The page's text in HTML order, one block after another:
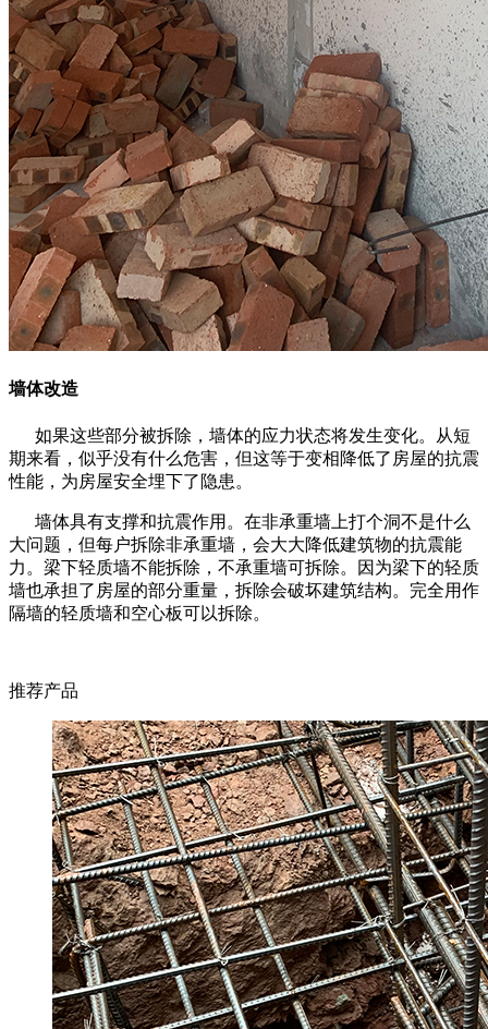
墙体改造
如果这些部分被拆除，墙体的应力状态将发生变化。从短
期来看，似乎没有什么危害，但这等于变相降低了房屋的抗震
性能，为房屋安全埋下了隐患。
墙体具有支撑和抗震作用。在非承重墙上打个洞不是什么
大问题，但每户拆除非承重墙，会大大降低建筑物的抗震能
力。梁下轻质墙不能拆除，不承重墙可拆除。因为梁下的轻质
墙也承担了房屋的部分重量，拆除会破坏建筑结构。完全用作
隔墙的轻质墙和空心板可以拆除。
推荐产品